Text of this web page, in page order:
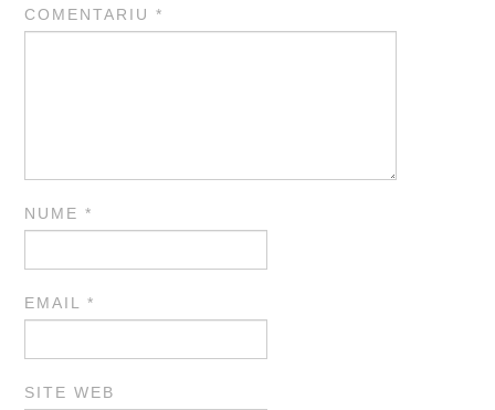
COMENTARIU*
NUME*
EMAIL*
SITE WEB